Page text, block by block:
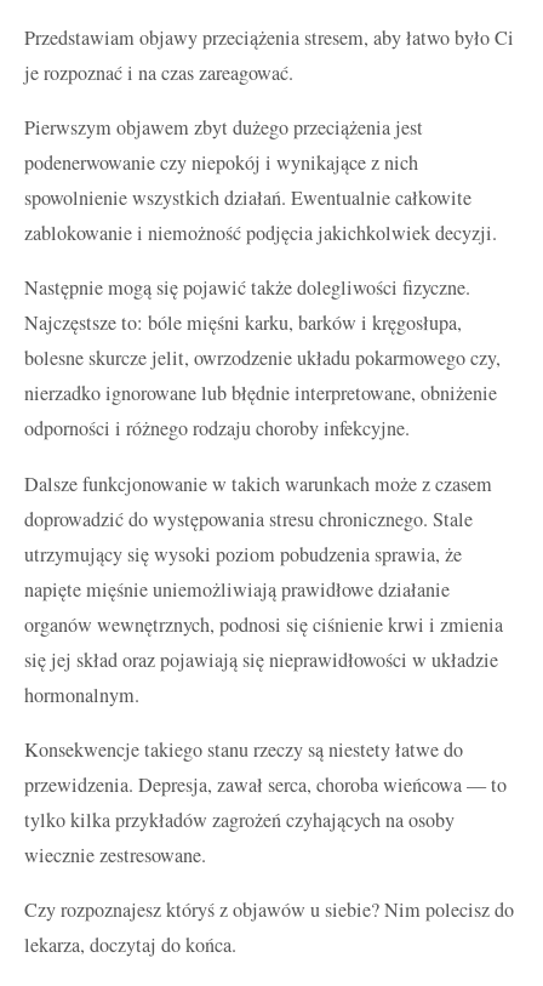
Przedstawiam objawy przeciążenia stresem, aby łatwo było Ci
je rozpoznać i na czas zareagować.
Pierwszym objawem zbyt dużego przeciążenia jest
podenerwowanie czy niepokój i wynikające z nich
spowolnienie wszystkich działań. Ewentualnie całkowite
zablokowanie i niemożność podjęcia jakichkolwiek decyzji.
Następnie mogą się pojawić także dolegliwości fizyczne.
Najczęstsze to: bóle mięśni karku, barków i kręgosłupa,
bolesne skurcze jelit, owrzodzenie układu pokarmowego czy,
nierzadko ignorowane lub błędnie interpretowane, obniżenie
odporności i różnego rodzaju choroby infekcyjne.
Dalsze funkcjonowanie w takich warunkach może z czasem
doprowadzić do występowania stresu chronicznego. Stale
utrzymujący się wysoki poziom pobudzenia sprawia, że
napięte mięśnie uniemożliwiają prawidłowe działanie
organów wewnętrznych, podnosi się ciśnienie krwi i zmienia
się jej skład oraz pojawiają się nieprawidłowości w układzie
hormonalnym.
Konsekwencje takiego stanu rzeczy są niestety łatwe do
przewidzenia. Depresja, zawał serca, choroba wieńcowa — to
tylko kilka przykładów zagrożeń czyhających na osoby
wiecznie zestresowane.
Czy rozpoznajesz któryś z objawów u siebie? Nim polecisz do
lekarza, doczytaj do końca.